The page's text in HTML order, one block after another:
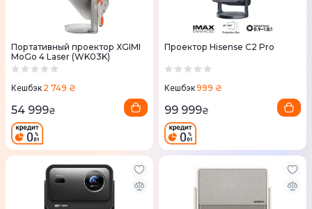
Портативный проектор XGIMI
MoGo 4 Laser (WK03K)
Кешбэк 2 749 ₴
54 999₴
Проектор Hisense C2 Pro
Кешбэк999 ₴
99 999₴